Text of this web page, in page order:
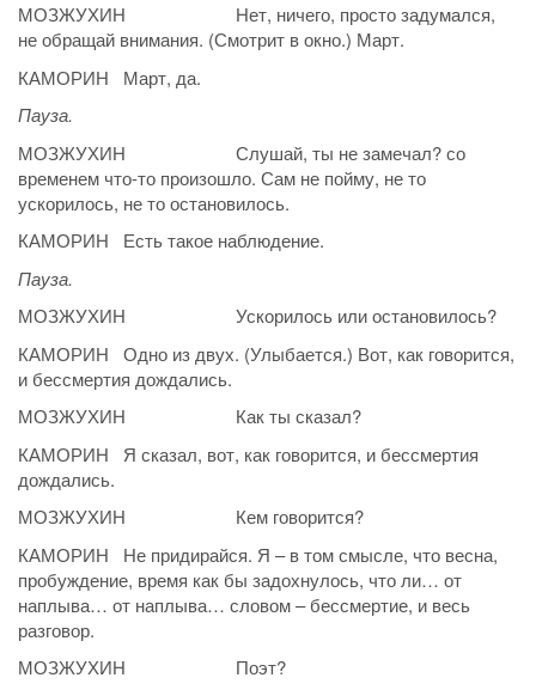
МОЗЖУХИН Нет, ничего, просто задумался,
не обращай внимания. (Смотрит в окно.) Март.
КАМОРИН Март, да.
Пауза.
МОЗЖУХИН Слушай, ты не замечал? со
временем что-то произошло. Сам не пойму, не то
ускорилось, не то остановилось.
КАМОРИН Есть такое наблюдение.
Пауза.
МОЗЖУХИН Ускорилось или остановилось?
КАМОРИН Одно из двух. (Улыбается.) Вот, как говорится,
и бессмертия дождались.
МОЗЖУХИН Как ты сказал?
КАМОРИН Я сказал, вот, как говорится, и бессмертия
дождались.
МОЗЖУХИН Кем говорится?
КАМОРИН Не придирайся. Я – в том смысле, что весна,
пробуждение, время как бы задохнулось, что ли… от
наплыва… от наплыва… словом – бессмертие, и весь
разговор.
МОЗЖУХИН Поэт?